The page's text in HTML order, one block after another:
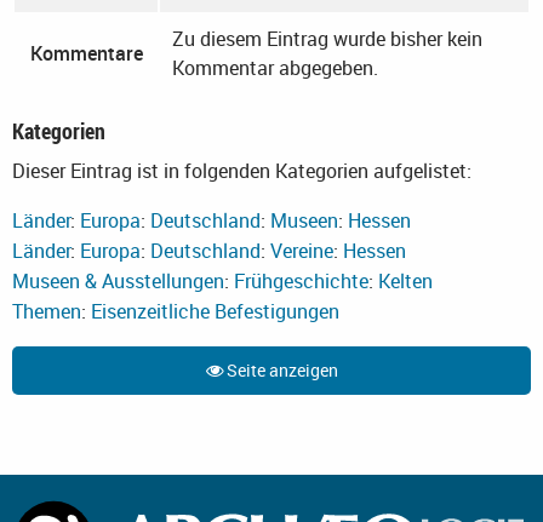
Kommentare
Zu diesem Eintrag wurde bisher kein
Kommentar abgegeben.
Kategorien
Dieser Eintrag ist in folgenden Kategorien aufgelistet:
Länder: Europa: Deutschland: Museen: Hessen
Länder: Europa: Deutschland: Vereine: Hessen
Museen & Ausstellungen: Frühgeschichte: Kelten
Themen: Eisenzeitliche Befestigungen
Seite anzeigen